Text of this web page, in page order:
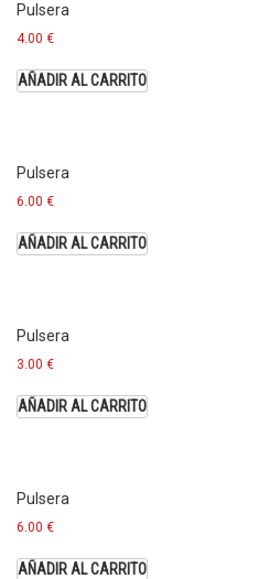
Pulsera
4.00 €
AÑADIR AL CARRITO
Pulsera
6.00 €
AÑADIR AL CARRITO
Pulsera
3.00 €
AÑADIR AL CARRITO
Pulsera
6.00 €
AÑADIR AL CARRITO